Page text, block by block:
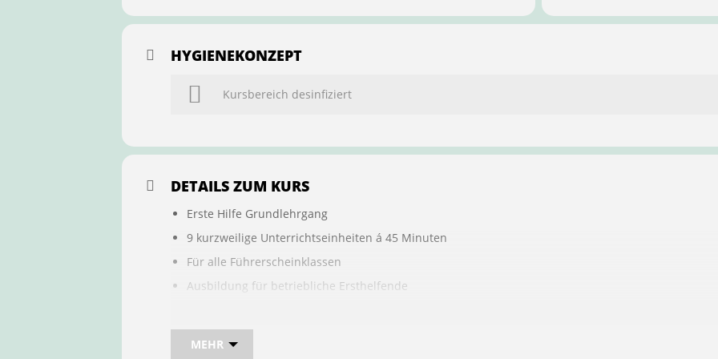
HYGIENEKONZEPT
Kursbereich desinfiziert
DETAILS ZUM KURS
Erste Hilfe Grundlehrgang
9 kurzweilige Unterrichtseinheiten á 45 Minuten
Für alle Führerscheinklassen
Ausbildung für betriebliche Ersthelfende
Bei sam kannst du direkt im Kurs auch gleich, den für die Führerscheinanmeldung erforderlichen
MEHR